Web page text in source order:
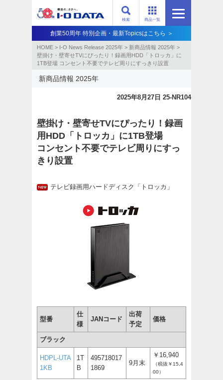
商品一覧
検索
創業50周年 特別企画・最新Topicsはこちら ＞
HOME > I-O News Release 2025年 > 新商品情報 2025年 >
壁掛け・壁寄せTVにぴったり！録画用HDD「トロッカ」に
1TB登場 コンセント不要でテレビ周りにすっきり設置
新商品情報 2025年
2025年8月27日 25-NR104
壁掛け・壁寄せTVにぴったり！録画
用HDD「トロッカ」に1TB登場
コンセント不要でテレビ周りにすっ
きり設置
テレビ録画用ハードディスク「トロッカ」
型番
仕
様
JANコード
出荷
予定
価格
ブラック
HDPL-UTA
1KB
1T
B
495718017
1869
9月末
￥16,940
（税抜￥15,4
00）